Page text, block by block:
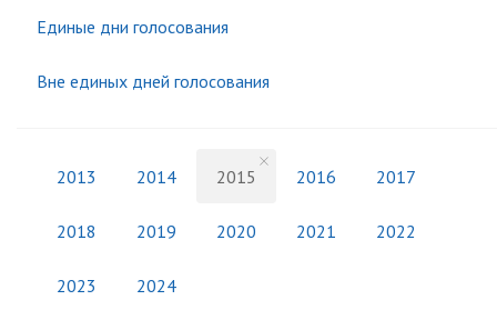
Единые дни голосования
Вне единых дней голосования
2013 2014 2015 2016 2017
2018 2019 2020 2021 2022
2023 2024